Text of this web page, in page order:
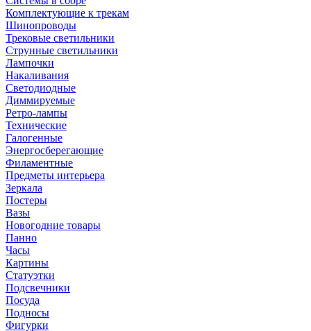
Комплектующие к трекам
Шинопроводы
Трековые светильники
Струнные светильники
Лампочки
Накаливания
Светодиодные
Диммируемые
Ретро-лампы
Технические
Галогенные
Энергосберегающие
Филаментные
Предметы интерьера
Зеркала
Постеры
Вазы
Новогодние товары
Панно
Часы
Картины
Статуэтки
Подсвечники
Посуда
Подносы
Фигурки